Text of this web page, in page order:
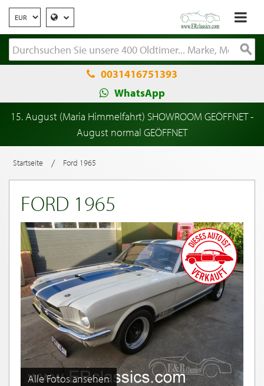
0031416751393
WhatsApp
15. August (Maria Himmelfahrt) SHOWROOM GEÖFFNET -
August normal GEÖFFNET
Startseite / Ford 1965
FORD 1965
Alle Fotos ansehen